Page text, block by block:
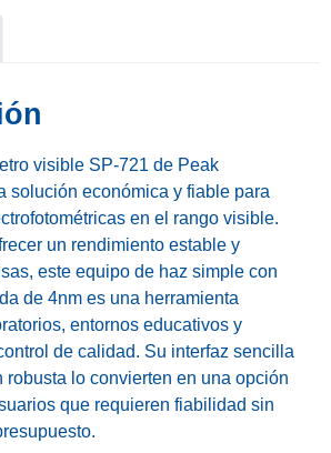
visible SP-721 de Peak
solución económica y fiable para
en el rango visible.
un rendimiento estable y
este equipo de haz simple con
de 4nm es una herramienta
entornos educativos y
de calidad. Su interfaz sencilla
robusta lo convierten en una opción
que requieren fiabilidad sin